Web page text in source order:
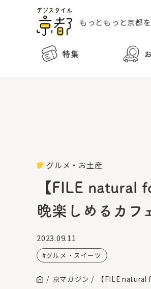
もっともっと京都
特集
グルメ・お土産
【FILE natural
晩楽しめるカフ
2023.09.11
グルメ・スイーツ
京マガジン 【FILE